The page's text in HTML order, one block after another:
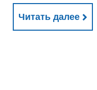
Читать далее